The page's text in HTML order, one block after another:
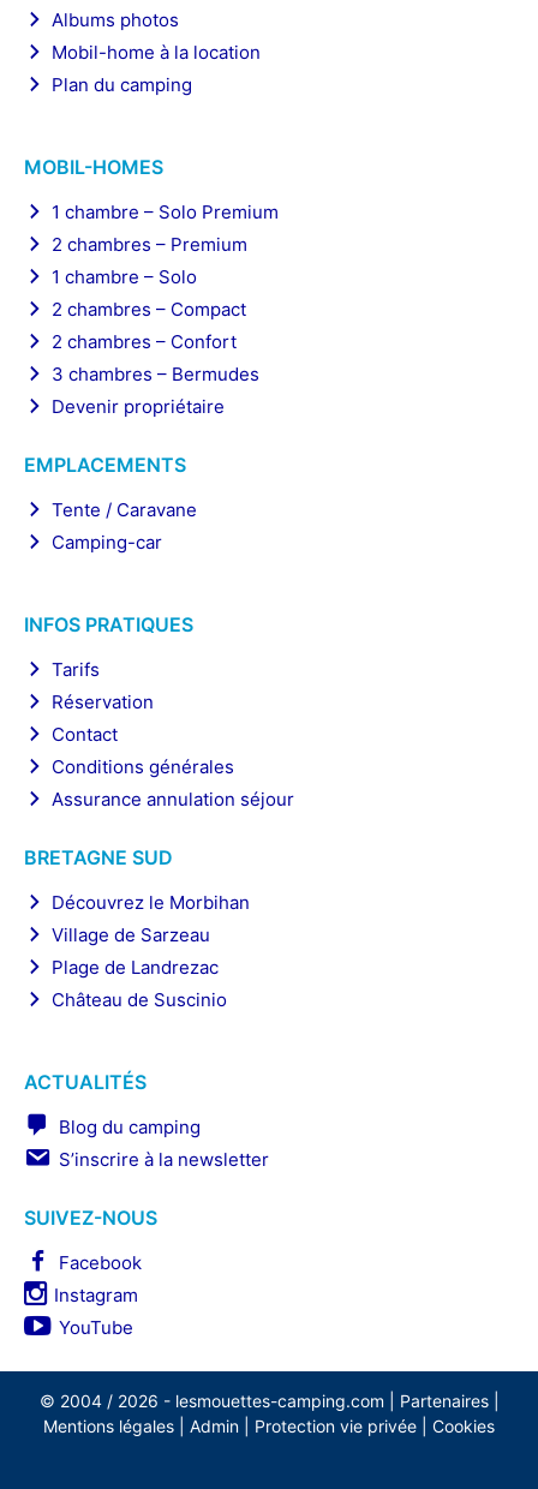
Albums photos
Mobil-home à la location
Plan du camping
MOBIL-HOMES
1 chambre – Solo Premium
2 chambres – Premium
1 chambre – Solo
2 chambres – Compact
2 chambres – Confort
3 chambres – Bermudes
Devenir propriétaire
EMPLACEMENTS
Tente / Caravane
Camping-car
INFOS PRATIQUES
Tarifs
Réservation
Contact
Conditions générales
Assurance annulation séjour
BRETAGNE SUD
Découvrez le Morbihan
Village de Sarzeau
Plage de Landrezac
Château de Suscinio
ACTUALITÉS
Blog du camping
S’inscrire à la newsletter
SUIVEZ-NOUS
Facebook
Instagram
YouTube
© 2004 / 2026 - lesmouettes-camping.com Partenaires|
Mentions légales
Admin Protection vie privée Cookies